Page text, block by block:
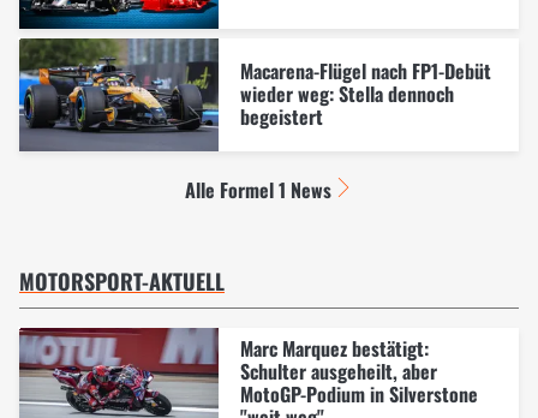
Macarena-Flügel nach FP1-Debüt
wieder weg: Stella dennoch
begeistert
Alle Formel 1 News
MOTORSPORT-AKTUELL
Marc Marquez bestätigt:
Schulter ausgeheilt, aber
MotoGP-Podium in Silverstone